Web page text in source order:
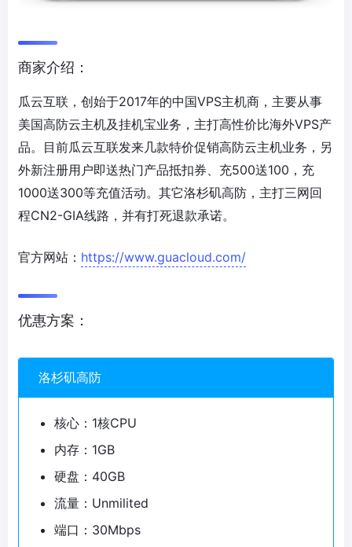
商家介绍：
瓜云互联，创始于2017年的中国VPS主机商，主要从事
美国高防云主机及挂机宝业务，主打高性价比海外VPS产
品。目前瓜云互联发来几款特价促销高防云主机业务，另
外新注册用户即送热门产品抵扣券、充500送100，充
1000送300等充值活动。其它洛杉矶高防，主打三网回
程CN2-GIA线路，并有打死退款承诺。
官方网站： https://www.guacloud.com/
优惠方案：
洛杉矶高防
核心：1核CPU
内存：1GB
硬盘：40GB
流量：Unmilited
端口：30Mbps